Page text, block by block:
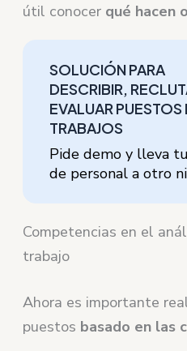
útil conocer qué hacen
SOLUCIÓN PARA
DESCRIBIR,
EVALUAR PUESTOS
TRABAJOS
Pide demo y lleva
de personal a otro
Competencias en el
trabajo
Ahora es importante
puestos basado en las